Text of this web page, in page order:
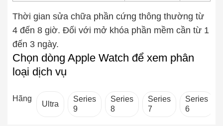
Thời gian sửa chữa phần cứng thông thường từ
4 đến 8 giờ. Đối với mở khóa phần mềm cần từ 1
đến 3 ngày.
Chọn dòng Apple Watch để xem phân
loại dịch vụ
Hãng
Ultra
Series
9
Series
8
Series
7
Series
6